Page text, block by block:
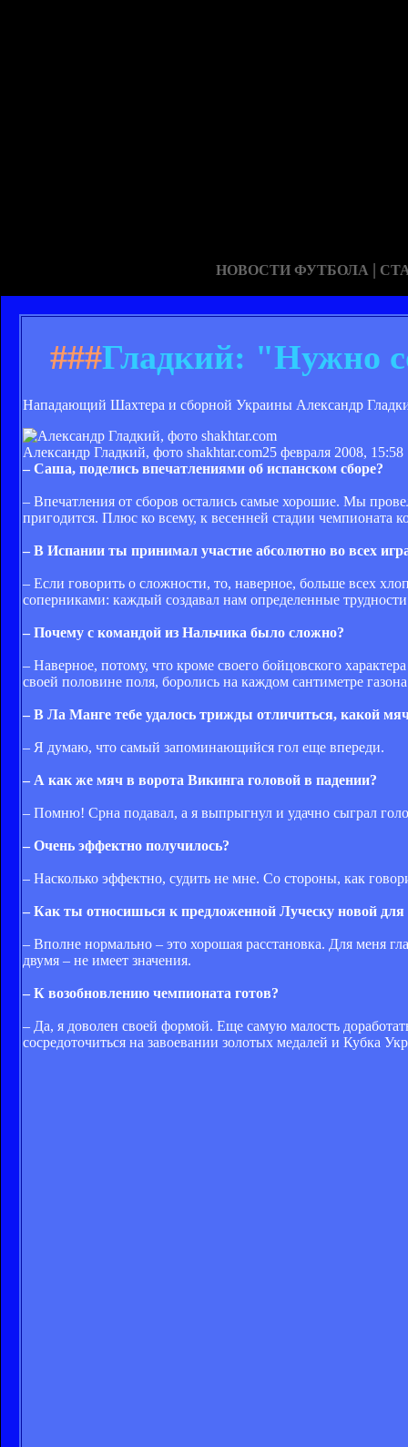
НОВОСТИ ФУТБОЛА |
###Гладкий: "Нужно
Нападающий Шахтера и сборной Украины Александр
Александр Гладкий, фото shakhtar.com25 февраля 2008, 15:58
– Саша, поделись впечатлениями об испанском сборе?
– Впечатления от сборов остались самые хорошие. Мы
пригодится. Плюс ко всему, к весенней стадии чемпионата
– В Испании ты принимал участие абсолютно во всех
– Если говорить о сложности, то, наверное, больше всех
соперниками: каждый создавал нам определенные
– Почему с командой из Нальчика было сложно?
– Наверное, потому, что кроме своего бойцовского
своей половине поля, боролись на каждом сантиметре
– В Ла Манге тебе удалось трижды отличиться, какой
– Я думаю, что самый запоминающийся гол еще впереди.
– А как же мяч в ворота Викинга головой в падении?
– Помню! Срна подавал, а я выпрыгнул и удачно сыграл
– Очень эффектно получилось?
– Насколько эффектно, судить не мне. Со стороны, как
– Как ты относишься к предложенной Луческу новой
– Вполне нормально – это хорошая расстановка. Для меня
двумя – не имеет значения.
– К возобновлению чемпионата готов?
– Да, я доволен своей формой. Еще самую малость
сосредоточиться на завоевании золотых медалей и Кубка